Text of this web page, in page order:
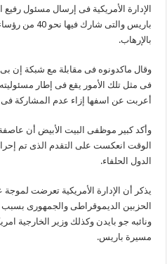
الإدارة الأمريكية فى إرسال مسئول
باريس والتى
بالإرهاب.
وقال ماكدونوه فى مقابلة مع شبكة إن بى
فى مثل تلك الأمور يقع فى إطار مسئوليته
أعربت عن اسفها إزاء عدم المشاركة
وأكد كبير موظفى البيت الأبيض أن
الوقت انعكست على التقدم الذى تم
الدول الحلفاء.
يذكر أن الإدارة الأمريكية تعرضت
الحزبين الديموقراطى والجمهورى بسبب
ونائبه جو بايدن وكذلك وزير الخارجية
مسيرة باريس.